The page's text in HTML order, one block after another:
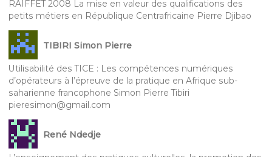
RAIFFET 2008 La mise en valeur des qualifications des
petits métiers en République Centrafricaine Pierre Djibao
TIBIRI Simon Pierre
Utilisabilité des TICE : Les compétences numériques
d’opérateurs à l’épreuve de la pratique en Afrique sub-
saharienne francophone Simon Pierre Tibiri
pieresimon@gmail.com
René Ndedje